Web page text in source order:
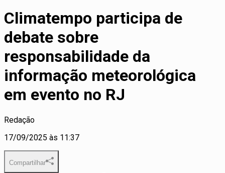
Climatempo participa de
debate sobre
responsabilidade da
informação meteorológica
em evento no RJ
Redação
17/09/2025 às 11:37
Compartilhar